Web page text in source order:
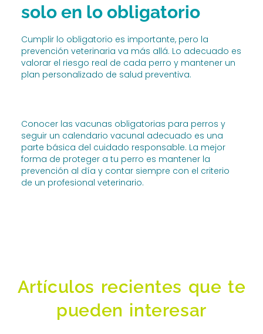
solo en lo obligatorio
Cumplir lo obligatorio es importante, pero la
prevención veterinaria va más allá. Lo adecuado es
valorar el riesgo real de cada perro y mantener un
plan personalizado de salud preventiva.
Conocer las vacunas obligatorias para perros y
seguir un calendario vacunal adecuado es una
parte básica del cuidado responsable. La mejor
forma de proteger a tu perro es mantener la
prevención al día y contar siempre con el criterio
de un profesional veterinario.
Artículos recientes que te
pueden interesar